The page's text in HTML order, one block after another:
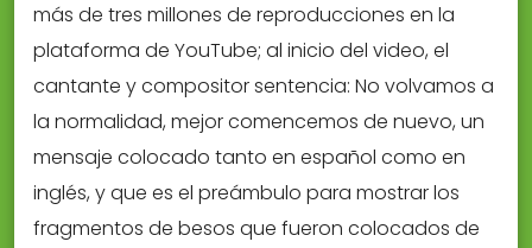
más de tres millones de reproducciones en la
plataforma de YouTube; al inicio del video, el
cantante y compositor sentencia: No volvamos a
la normalidad, mejor comencemos de nuevo, un
mensaje colocado tanto en español como en
inglés, y que es el preámbulo para mostrar los
fragmentos de besos que fueron colocados de